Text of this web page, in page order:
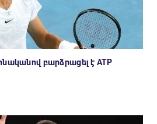
բարձրացել է ATP